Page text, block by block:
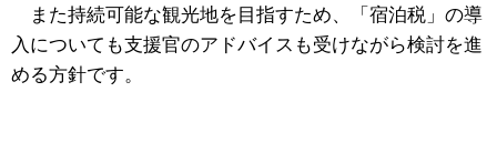
また持続可能な観光地を目指すため、「宿泊税」の導
入についても支援官のアドバイスも受けながら検討を進
める方針です。